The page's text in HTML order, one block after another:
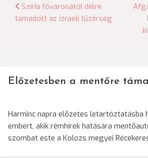
Bejegyzés
Szíria fővárosától délre
támadott az izraeli tüzérség
Előzetesben a mentőre
Harminc napra elõzetes letartóztatásba
embert, akik rémhírek hatására
szombat este a Kolozs megyei